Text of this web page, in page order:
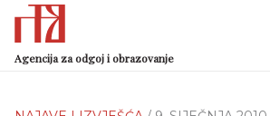
Agencija za odgoj i obrazovanje